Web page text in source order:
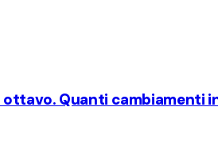
Quanti cambiamenti